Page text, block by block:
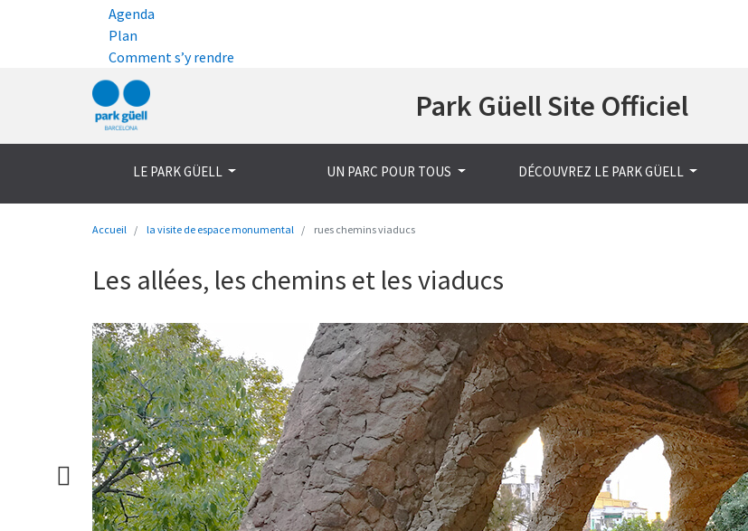
Agenda
Plan
Comment s’y rendre
au
principal
Park Güell Site Officiel
LE PARK GÜELL UN PARC POUR TOUS DÉCOUVREZ LE PARK GÜELL
Accueil la visite de espace monumental rues chemins viaducs
Les allées, les chemins et les viaducs